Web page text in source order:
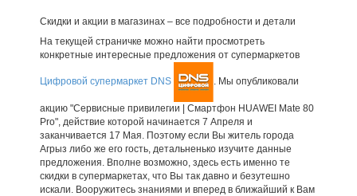
Скидки и акции в магазинах – все подробности и детали
На текущей страничке можно найти просмотреть
конкретные интересные предложения от супермаркетов
Цифровой супермаркет DNS . Мы опубликовали
акцию "Сервисные привилегии | Смартфон HUAWEI Mate 80
Pro", действие которой начинается 7 Апреля и
заканчивается 17 Мая. Поэтому если Вы житель города
Агрыз либо же его гость, детальненько изучите данные
предложения. Вполне возможно, здесь есть именно те
скидки в супермаркетах, что Вы так давно и безутешно
искали. Вооружитесь знаниями и вперед в ближайший к Вам